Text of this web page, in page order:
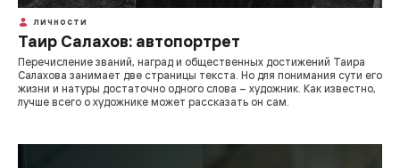
ЛИЧНОСТИ
Таир Салахов: автопортрет
Перечисление званий, наград и общественных достижений Таира
Салахова занимает две страницы текста. Но для понимания сути его
жизни и натуры достаточно одного слова – художник. Как известно,
лучше всего о художнике может рассказать он сам.